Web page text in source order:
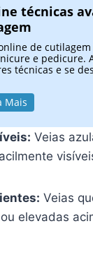
técnicas
de
e pedicure.
técnicas e se
Mais
Veias
Veias
elevadas